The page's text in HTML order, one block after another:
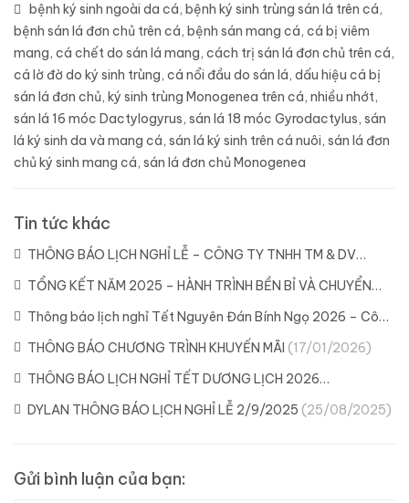
bệnh ký sinh ngoài da cá, bệnh ký sinh trùng sán lá trên cá,
bệnh sán lá đơn chủ trên cá, bệnh sán mang cá, cá bị viêm
mang, cá chết do sán lá mang, cách trị sán lá đơn chủ trên cá,
cá lờ đờ do ký sinh trùng, cá nổi đầu do sán lá, dấu hiệu cá bị
sán lá đơn chủ, ký sinh trùng Monogenea trên cá, nhiều nhớt,
sán lá 16 móc Dactylogyrus, sán lá 18 móc Gyrodactylus, sán
lá ký sinh da và mang cá, sán lá ký sinh trên cá nuôi, sán lá đơn
chủ ký sinh mang cá, sán lá đơn chủ Monogenea
Tin tức khác
THÔNG BÁO LỊCH NGHỈ LỄ – CÔNG TY TNHH TM & DV
DYLAN (21/04/2026)
TỔNG KẾT NĂM 2025 – HÀNH TRÌNH BỀN BỈ VÀ CHUYỂN
MÌNH CÙNG DYLAN(11/02/2026)
Thông báo lịch nghỉ Tết Nguyên Đán Bính Ngọ 2026 – Công
ty Dylan(04/02/2026)
THÔNG BÁO CHƯƠNG TRÌNH KHUYẾN MÃI (17/01/2026)
THÔNG BÁO LỊCH NGHỈ TẾT DƯƠNG LỊCH 2026
(29/12/2025)
DYLAN THÔNG BÁO LỊCH NGHỈ LỄ 2/9/2025 (25/08/2025)
Gửi bình luận của bạn: